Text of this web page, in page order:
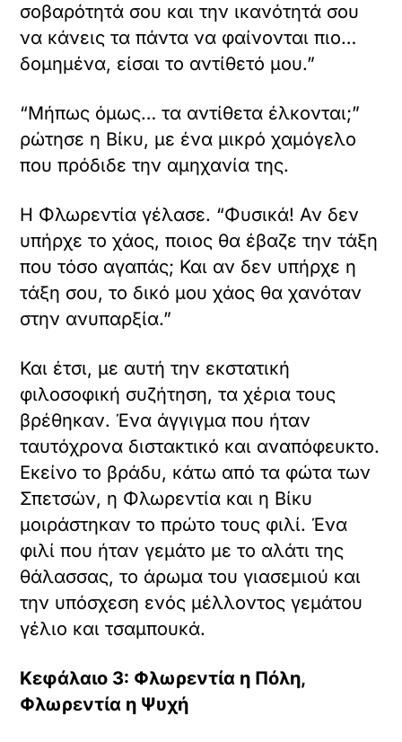
σοβαρότητά σου και την ικανότητά σου
να κάνεις τα πάντα να φαίνονται πιο…
δομημένα, είσαι το αντίθετό μου.”
“Μήπως όμως… τα αντίθετα έλκονται;”
ρώτησε η Βίκυ, με ένα μικρό χαμόγελο
που πρόδιδε την αμηχανία της.
Η Φλωρεντία γέλασε. “Φυσικά! Αν δεν
υπήρχε το χάος, ποιος θα έβαζε την τάξη
που τόσο αγαπάς; Και αν δεν υπήρχε η
τάξη σου, το δικό μου χάος θα χανόταν
στην ανυπαρξία.”
Και έτσι, με αυτή την εκστατική
φιλοσοφική συζήτηση, τα χέρια τους
βρέθηκαν. Ένα άγγιγμα που ήταν
ταυτόχρονα διστακτικό και αναπόφευκτο.
Εκείνο το βράδυ, κάτω από τα φώτα των
Σπετσών, η Φλωρεντία και η Βίκυ
μοιράστηκαν το πρώτο τους φιλί. Ένα
φιλί που ήταν γεμάτο με το αλάτι της
θάλασσας, το άρωμα του γιασεμιού και
την υπόσχεση ενός μέλλοντος γεμάτου
γέλιο και τσαμπουκά.
Κεφάλαιο 3: Φλωρεντία η Πόλη,
Φλωρεντία η Ψυχή